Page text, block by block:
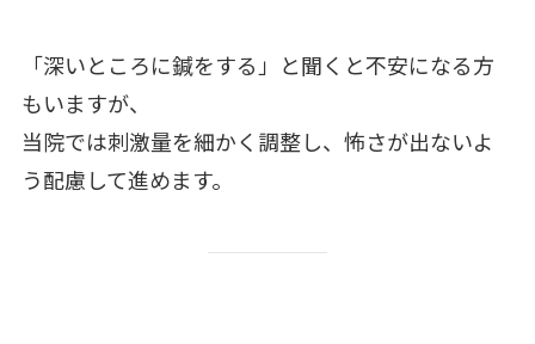
「深いところに鍼をする」と聞くと不安になる方
もいますが、
当院では刺激量を細かく調整し、怖さが出ないよ
う配慮して進めます。